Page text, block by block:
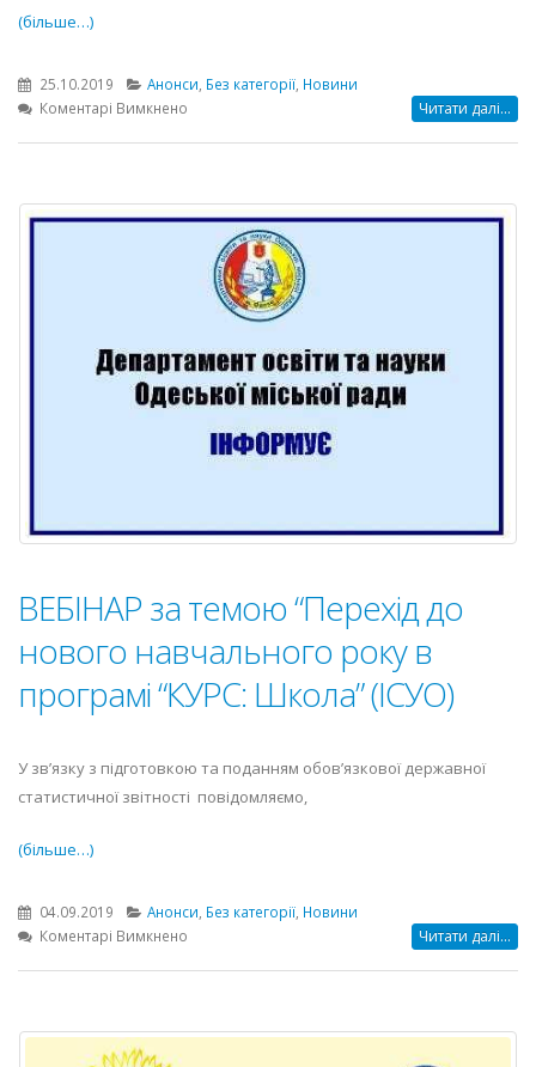
(більше…)
25.10.2019 Анонси, Без категорії, Новини
Коментарі Вимкненодо
№4»)
Читати далі...
ВЕБІНАР за темою “Перехід до
нового навчального року в
програмі “КУРС: Школа” (ІСУО)
У зв’язку з підготовкою та поданням обов’язкової державної
статистичної звітності повідомляємо,
(більше…)
04.09.2019 Анонси Без категорії Новини
Коментарі Вимкненодо
“Перехід
Читати далі...